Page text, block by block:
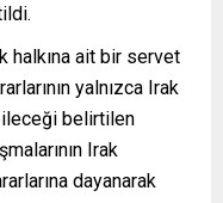
halkına ait bir servet
yalnızca Irak
belirtilen
Irak
dayanarak